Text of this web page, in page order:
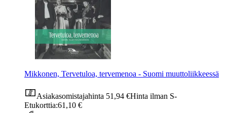
Mikkonen, Tervetuloa, tervemenoa - Suomi muuttoliikkeessä
Asiakasomistajahinta 51,94 €Hinta ilman S-
Etukorttia:61,10 €